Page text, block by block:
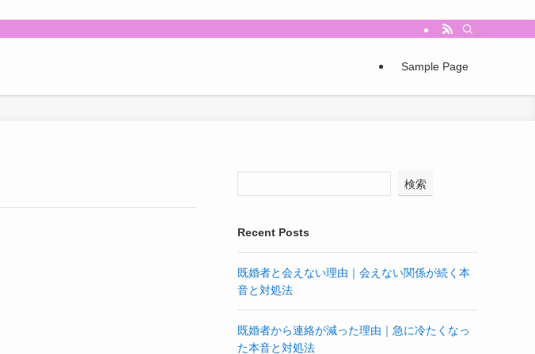
Sample Page
検索
Recent Posts
既婚者と会えない理由｜会えない関係が続く本
音と対処法
既婚者から連絡が減った理由｜急に冷たくなっ
た本音と対処法